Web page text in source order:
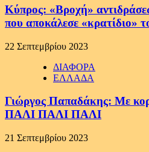
Κύπρος: «Βροχή»
που αποκάλεσε «κρατίδιο»
22 Σεπτεμβρίου 2023
ΔΙΑΦΟΡΑ
ΕΛΛΑΔΑ
Γιώργος Παπαδάκης: Με
ΠΑΛΙ ΠΑΛΙ ΠΑΛΙ
21 Σεπτεμβρίου 2023